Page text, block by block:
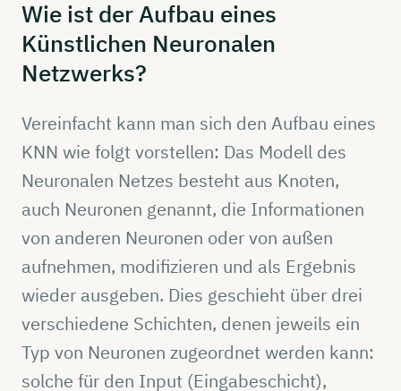
Wie ist der Aufbau eines
Künstlichen Neuronalen
Netzwerks?
Vereinfacht kann man sich den Aufbau eines
KNN wie folgt vorstellen: Das Modell des
Neuronalen Netzes besteht aus Knoten,
auch Neuronen genannt, die Informationen
von anderen Neuronen oder von außen
aufnehmen, modifizieren und als Ergebnis
wieder ausgeben. Dies geschieht über drei
verschiedene Schichten, denen jeweils ein
Typ von Neuronen zugeordnet werden kann:
solche für den Input (Eingabeschicht),